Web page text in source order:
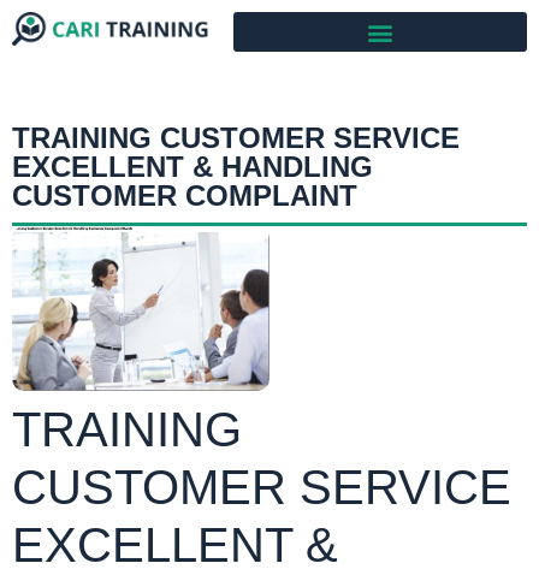
TRAINING CUSTOMER SERVICE
EXCELLENT & HANDLING
CUSTOMER COMPLAINT
TRAINING
CUSTOMER SERVICE
EXCELLENT &